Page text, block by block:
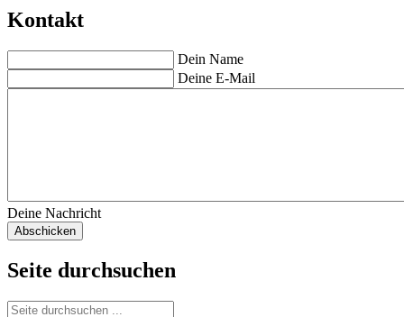
Kontakt
Dein Name
Deine E-Mail
Deine Nachricht
Seite durchsuchen